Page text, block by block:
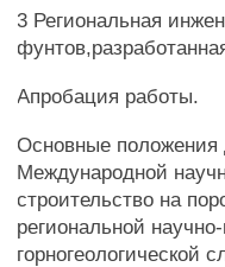
3 Региональная
Апробация работы.
Основные положения
Международной
строительство на
региональной
горногеологической